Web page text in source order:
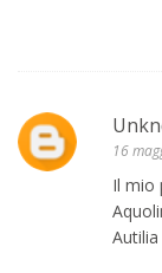
16
Il mio